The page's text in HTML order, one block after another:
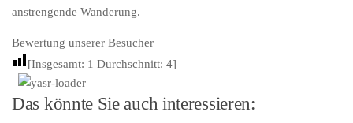
anstrengende Wanderung.
Bewertung unserer Besucher
[Insgesamt: 1 Durchschnitt: 4]
Das könnte Sie auch interessieren: